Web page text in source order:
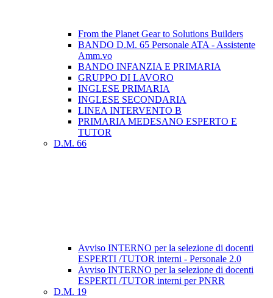
From the Planet Gear to Solutions Builders
BANDO D.M. 65 Personale ATA - Assistente
Amm.vo
BANDO INFANZIA E PRIMARIA
GRUPPO DI LAVORO
INGLESE PRIMARIA
INGLESE SECONDARIA
LINEA INTERVENTO B
PRIMARIA MEDESANO ESPERTO E
TUTOR
D.M. 66
Avviso INTERNO per la selezione di docenti
ESPERTI /TUTOR interni - Personale 2.0
Avviso INTERNO per la selezione di docenti
ESPERTI /TUTOR interni per PNRR
D.M. 19